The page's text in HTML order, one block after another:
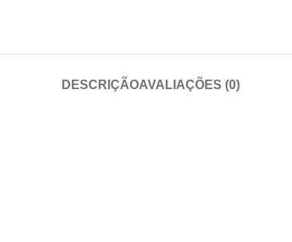
DESCRIÇÃOAVALIAÇÕES (0)